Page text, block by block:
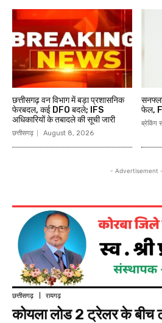
छत्तीसगढ़ वन विभाग में बड़ा प्रशासनिक
फेरबदल, कई DFO बदले; IFS
अधिकारियों के तबादले की सूची जारी
छत्तीसगढ़ August 8, 2026
फेल,
ब्रेकिंग
- Advertisement -